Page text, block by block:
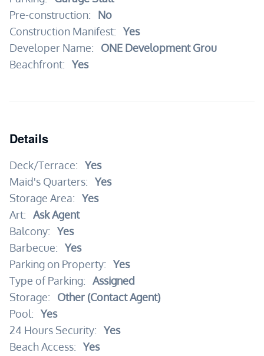
Pre-construction:
No
Construction Manifest: Yes
Developer Name:
ONE Development Grou
Beachfront: Yes
Details
Deck/Terrace: Yes
Maid's Quarters: Yes
Storage Area: Yes
Art: Ask Agent
Balcony: Yes
Barbecue: Yes
Parking on Property: Yes
Type of Parking: Assigned
Storage:
Other (Contact Agent)
Pool: Yes
24 Hours Security: Yes
Beach Access: Yes